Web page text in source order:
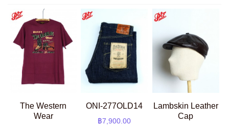
The Western
Wear
ONI-277OLD14
฿7,900.00
Lambskin Leather
Cap